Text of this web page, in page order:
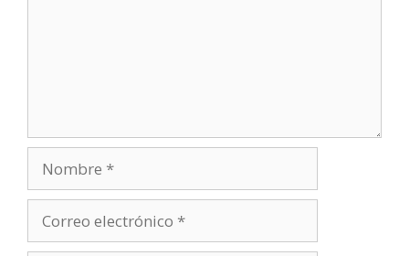
electrónico